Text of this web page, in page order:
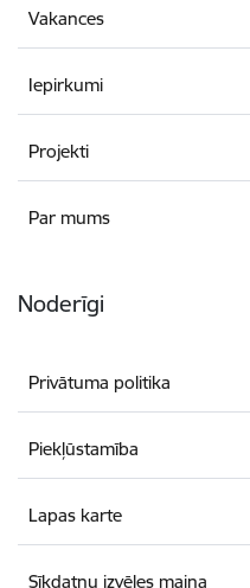
Vakances
Iepirkumi
Projekti
Par mums
Noderīgi
Privātuma politika
Piekļūstamība
Lapas karte
Sīkdatņu izvēles maiņa